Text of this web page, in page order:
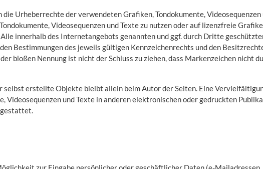
Urheberrechte der verwendeten Grafiken, Tondokumente, Videosequenzen
Videosequenzen und Texte zu nutzen oder auf lizenzfreie
innerhalb des Internetangebots genannten und ggf. durch Dritte
Bestimmungen des jeweils gültigen Kennzeichenrechts und den
bloßen Nennung ist nicht der Schluss zu ziehen, dass Markenzeichen nicht
erstellte Objekte bleibt allein beim Autor der Seiten. Eine
Videosequenzen und Texte in anderen elektronischen oder gedruckten
gestattet.